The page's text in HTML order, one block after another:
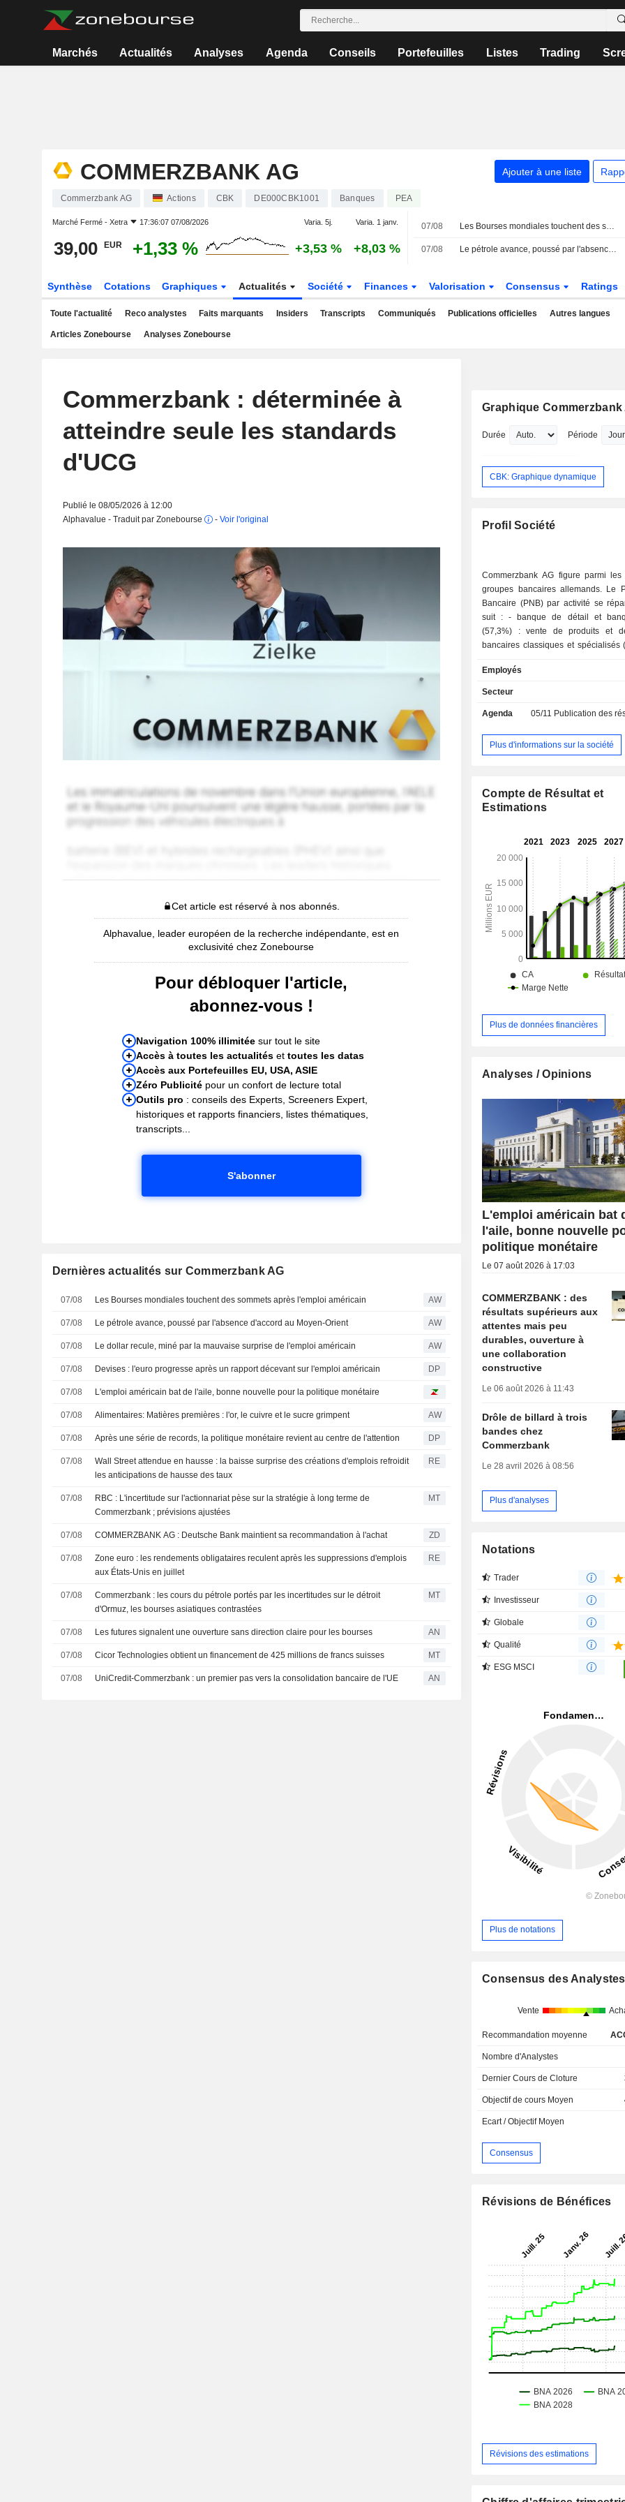
Marchés Actualités Analyses Agenda Conseils Portefeuilles Listes Trading
COMMERZBANK AG Ajouter à une liste
Commerzbank AG Actions CBK DE000CBK1001 Banques PEA
Marché Fermé - Xetra 17:36:07 07/08/2026 Varia. 5j. Varia. 1 janv.
39,00 EUR +1,33 % +3,53 % +8,03 %
07/08 Les Bourses mondiales touchent des sommets après l'emploi américain
07/08 Le pétrole avance, poussé par l'absence d'accord au Moyen-Orient
Synthèse Cotations Graphiques Actualités Société Finances Valorisation Consensus Ratings
Toute l'actualité Reco analystes Faits marquants Insiders Transcripts Communiqués Publications officielles Autres langues
Articles Zonebourse Analyses Zonebourse
Commerzbank : déterminée à
atteindre seule les standards
d'UCG
Publié le 08/05/2026 à 12:00
Alphavalue - Traduit par Zonebourse
- Voir l'original
Cet article est réservé à nos abonnés.
Alphavalue, leader européen de la recherche indépendante, est en
exclusivité chez Zonebourse
Pour débloquer l'article,
abonnez-vous !
Navigation 100% illimitée sur tout le site
Accès à toutes les actualités ettoutes les datas
Accès aux Portefeuilles EU, USA, ASIE
Zéro Publicité pour un confort de lecture total
Outils pro : conseils des Experts, Screeners Expert,
historiques et rapports financiers, listes thématiques,
transcripts...
S'abonner
Dernières actualités sur Commerzbank AG
07/08 Les Bourses mondiales touchent des sommets après l'emploi américain AW
07/08 Le pétrole avance, poussé par l'absence d'accord au Moyen-Orient AW
07/08 Le dollar recule, miné par la mauvaise surprise de l'emploi américain AW
07/08 Devises : l'euro progresse après un rapport décevant sur l'emploi américain DP
07/08 L'emploi américain bat de l'aile, bonne nouvelle pour la politique monétaire
07/08 Alimentaires: Matières premières : l'or, le cuivre et le sucre grimpent AW
07/08 Après une série de records, la politique monétaire revient au centre de l'attention DP
07/08
Wall Street attendue en hausse : la baisse surprise des créations d'emplois refroidit
les anticipations de hausse des taux
RE
07/08
RBC : L'incertitude sur l'actionnariat pèse sur la stratégie à long terme de
Commerzbank ; prévisions ajustées
MT
07/08 COMMERZBANK AG : Deutsche Bank maintient sa recommandation à l'achat ZD
07/08
Zone euro : les rendements obligataires reculent après les suppressions d'emplois
aux États-Unis en juillet
RE
07/08
Commerzbank : les cours du pétrole portés par les incertitudes sur le détroit
d'Ormuz, les bourses asiatiques contrastées
MT
07/08 Les futures signalent une ouverture sans direction claire pour les bourses AN
07/08 Cicor Technologies obtient un financement de 425 millions de francs suisses MT
07/08 UniCredit-Commerzbank : un premier pas vers la consolidation bancaire de l'UE AN
Graphique Commerzbank
Durée Période
CBK: Graphique dynamique
Profil Société
Commerzbank AG figure parmi les
groupes bancaires allemands. Le
Bancaire (PNB) par activité se
suit : - banque de détail et banque privée
(57,3%) : vente de produits et
bancaires classiques et spécialisés
etc. ; - banque de marché et d'investissement
(30,4%) : ingénierie financière,
interventions sur les marchés de
financements spécialisés et
hypothécaires, etc.
Employés
Secteur
Agenda 05/11 Publication des résultats
Plus d'informations sur la société
Compte de Résultat et
Estimations
Plus de données financières
Analyses / Opinions
L'emploi américain bat
l'aile, bonne nouvelle
politique monétaire
Le 07 août 2026 à 17:03
COMMERZBANK : des
résultats supérieurs aux
attentes mais peu
durables, ouverture à
une collaboration
constructive
Le 06 août 2026 à 11:43
Drôle de billard à trois
bandes chez
Commerzbank
Le 28 avril 2026 à 08:56
Plus d'analyses
Notations
Trader
Investisseur
Globale
Qualité
ESG MSCI
Plus de notations
Consensus des Analystes
Vente
Recommandation moyenne
Nombre d'Analystes
Dernier Cours de Cloture
Objectif de cours Moyen
Ecart / Objectif Moyen
Consensus
Révisions de Bénéfices
Révisions des estimations